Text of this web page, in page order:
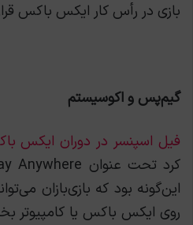
بازی در رأس کار ایکس ‌باکس
گیم‌پس و اکوسیستم
فیل اسپنسر در دوران ایکس
این‌گونه بود که بازی‌بازان
روی ایکس ‌باکس یا کامپیوتر